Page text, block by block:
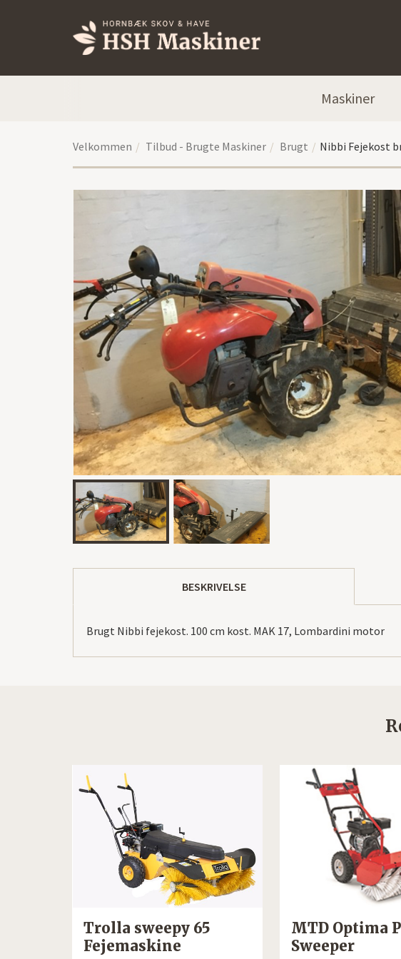
Maskiner
Velkommen Tilbud - Brugte Maskiner Brugt Nibbi Fejekost
BESKRIVELSE
Brugt Nibbi fejekost. 100 cm kost. MAK 17, Lombardini motor
Trolla sweepy 65
Fejemaskine
MTD Optima
Sweeper